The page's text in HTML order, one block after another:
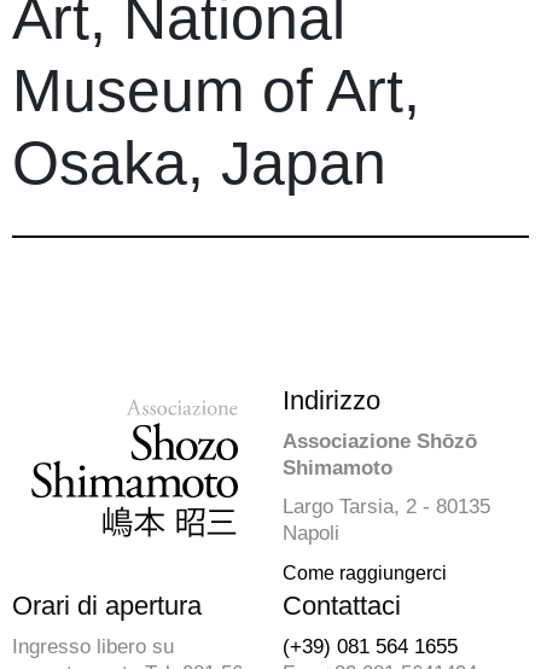
Art, National
Museum of Art,
Osaka, Japan
Indirizzo
Associazione Shōzō
Shimamoto
Largo Tarsia, 2 - 80135
Napoli
Come raggiungerci
Orari di apertura
Ingresso libero su
Contattaci
(+39) 081 564 1655